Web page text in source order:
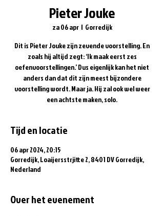
Pieter Jouke
za 06 apr
  |
Gorredijk
Dit is Pieter Jouke zijn zevende voorstelling. En
zoals hij altijd zegt: ‘Ik maak eerst zes
oefenvoorstellingen.’ Dus eigenlijk kan het niet
anders dan dat dit zijn meest bijzondere
voorstelling wordt. Maar ja. Hij zal ook wel weer
een achtste maken, solo.
Tijd en locatie
06 apr 2024, 20:15
Gorredijk, Loaijersstrjitte 2, 8401 DV Gorredijk,
Nederland
Over het evenement